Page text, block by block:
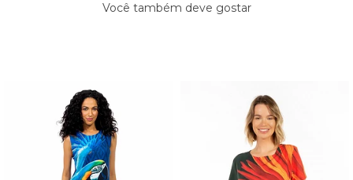
Você também deve gostar